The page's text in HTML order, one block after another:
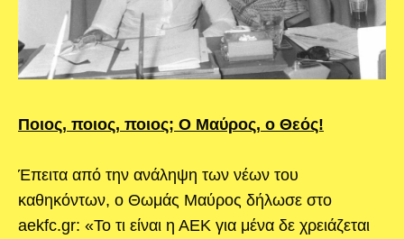
Ποιος, ποιος, ποιος; Ο Μαύρος, ο Θεός!
Έπειτα από την ανάληψη των νέων του
καθηκόντων, ο Θωμάς Μαύρος δήλωσε στο
aekfc.gr: «Το τι είναι η ΑΕΚ για μένα δε χρειάζεται